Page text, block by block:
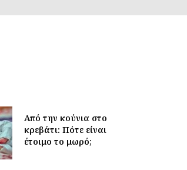
Από την κούνια στο
κρεβάτι: Πότε είναι
έτοιμο το μωρό;